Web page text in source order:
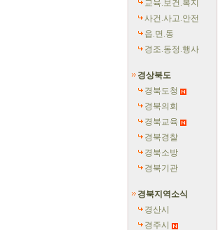
교육.보건.복지
사건.사고.안전
읍.면.동
경조.동정.행사
경상북도
경북도청
경북의회
경북교육
경북경찰
경북소방
경북기관
경북지역소식
경산시
경주시